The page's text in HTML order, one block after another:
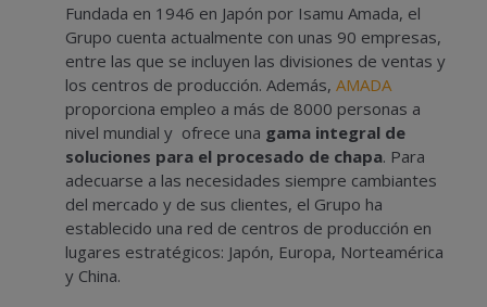
Fundada en 1946 en Japón por Isamu Amada, el
Grupo cuenta actualmente con unas 90 empresas,
entre las que se incluyen las divisiones de ventas y
los centros de producción. Además, AMADA
proporciona empleo a más de 8000 personas a
nivel mundial y ofrece una gama integral de
soluciones para el procesado de chapa. Para
adecuarse a las necesidades siempre cambiantes
del mercado y de sus clientes, el Grupo ha
establecido una red de centros de producción en
lugares estratégicos: Japón, Europa, Norteamérica
y China.